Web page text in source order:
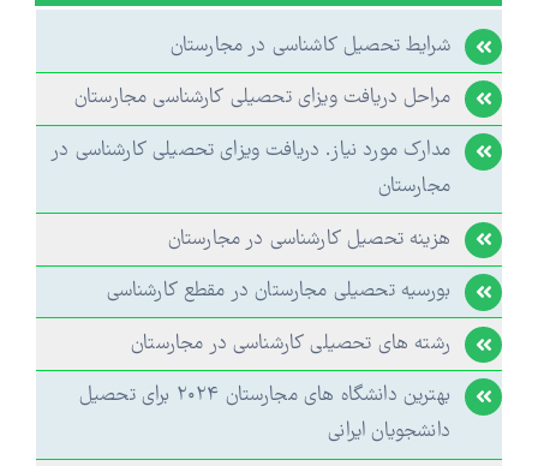
شرایط تحصیل کاشناسی در مجارستان
مراحل دریافت ویزای تحصیلی کارشناسی مجارستان
مدارک مورد نیاز. دریافت ویزای تحصیلی کارشناسی در
مجارستان
هزینه تحصیل کارشناسی در مجارستان
بورسیه تحصیلی مجارستان در مقطع کارشناسی
رشته های تحصیلی کارشناسی در مجارستان
بهترین دانشگاه های مجارستان ۲۰۲۴ برای تحصیل
دانشجویان ایرانی